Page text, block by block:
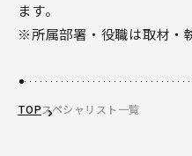
ます。
※所属部署・役職は取材・
TOPスペシャリスト一覧